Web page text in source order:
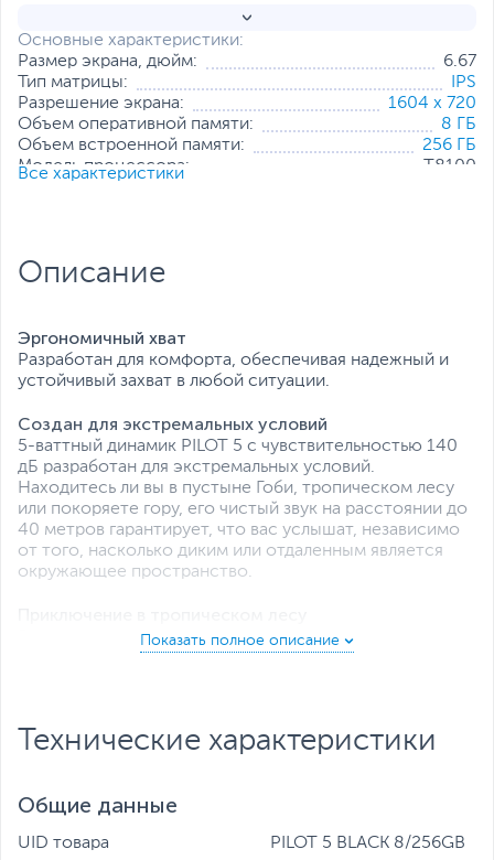
Основные характеристики:
Размер экрана, дюйм:
6.67
Тип матрицы:
IPS
Разрешение экрана:
1604 x 720
Объем оперативной памяти:
8 ГБ
Объем встроенной памяти:
256 ГБ
Модель процессора:
T8100
Тип SIM-карты:
Все характеристики
Описание
Эргономичный хват
Разработан для комфорта, обеспечивая надежный и
устойчивый захват в любой ситуации.
Создан для экстремальных условий
5-ваттный динамик PILOT 5 с чувствительностью 140
дБ разработан для экстремальных условий.
Находитесь ли вы в пустыне Гоби, тропическом лесу
или покоряете гору, его чистый звук на расстоянии до
40 метров гарантирует, что вас услышат, независимо
от того, насколько диким или отдаленным является
окружающее пространство.
В густых джунглях, где вас окружают звуки природы,
PILOT 5 гарантирует, что вас всегда услышат. Будь то
Благодаря мощному сверхширокоугольному
изображения в 410 люмен вы будете уверенно
Технические характеристики
Общие данные
UID товара PILOT 5 BLACK 8/256GB